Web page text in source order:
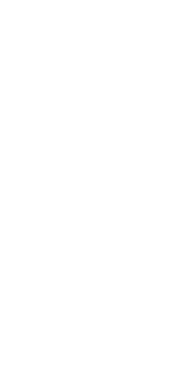
Hasil Investigasi